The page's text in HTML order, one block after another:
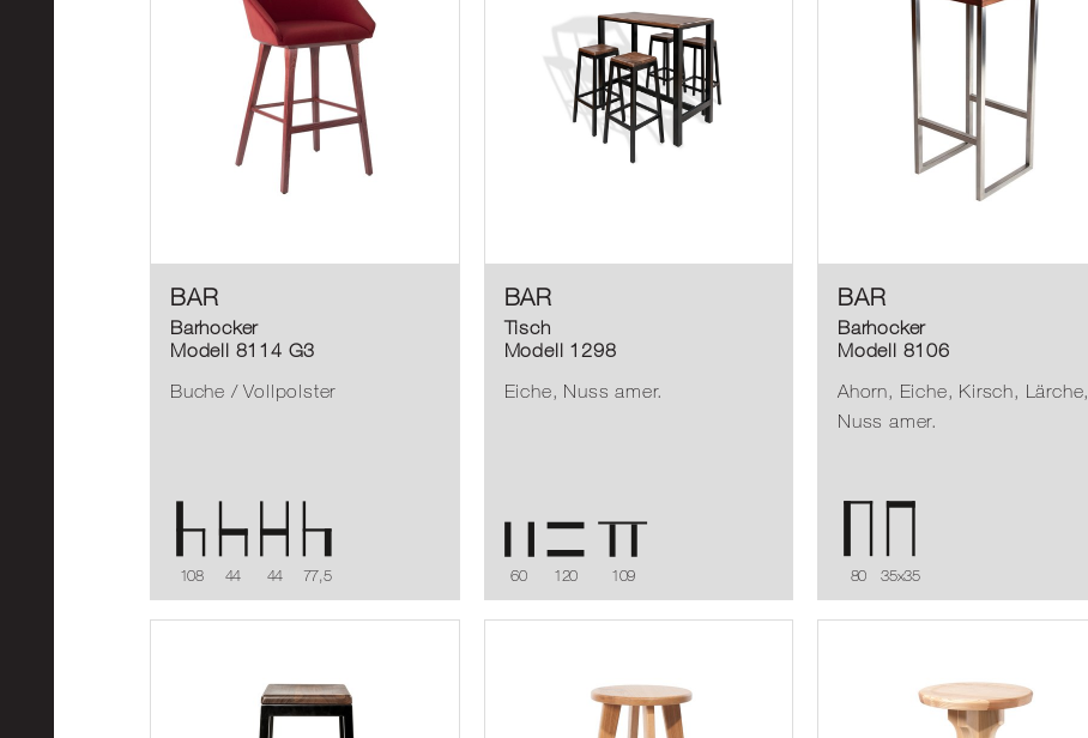
BAR
Barhocker
Modell 8114 G3
Buche / Vollpolster
108 44 44 77,5
BAR
Tisch
Modell 1298
Eiche, Nuss amer.
60 120 109
BAR
Barhocker
Modell 8106
Ahorn, Eiche, Kirsch, Lärche,
Nuss amer.
80 35x35